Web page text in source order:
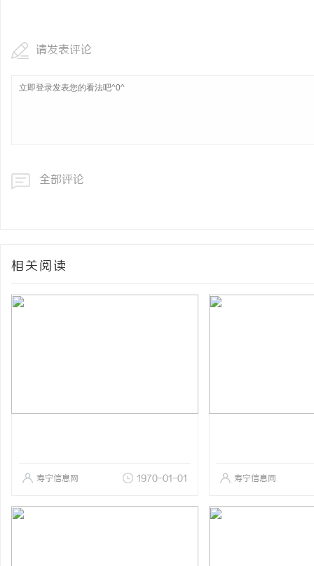
请发表评论
全部评论
相关阅读
寿宁信息网 1970-01-01 寿宁信息网